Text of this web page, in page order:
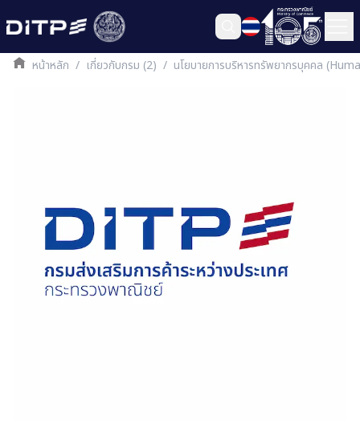
หน้าหลัก / เกี่ยวกับกรม (2) / นโยบายการบริหารทรัพยากรบุคคล